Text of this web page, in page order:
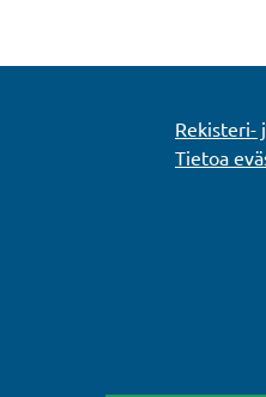
Rekisteri-
Tietoa